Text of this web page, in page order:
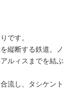
です。
縦断する鉄道。ノ
ルィスまでを結ぶ
流し、タシケント